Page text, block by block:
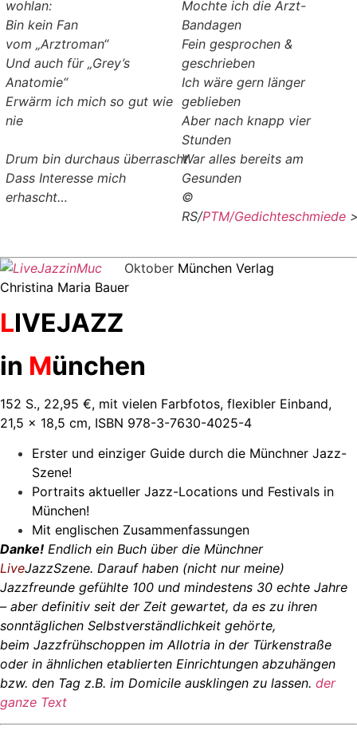
wohlan:
Bin kein Fan
vom „Arztroman“
Und auch für „Grey’s
Anatomie“
Erwärm ich mich so gut wie
nie
Drum bin durchaus überrascht
Dass Interesse mich
erhascht…
Mochte ich die Arzt-
Bandagen
Fein gesprochen &
geschrieben
Ich wäre gern länger
geblieben
Aber nach knapp vier
Stunden
War alles bereits am
Gesunden
©
RS/PTM/Gedichteschmiede
Oktober München Verlag
Christina Maria Bauer
LIVEJAZZ
in München
152 S., 22,95 €, mit vielen Farbfotos, flexibler Einband,
21,5 x 18,5 cm, ISBN 978-3-7630-4025-4
Erster und einziger Guide durch die Münchner Jazz-
Szene!
Portraits aktueller Jazz-Locations und Festivals in
München!
Mit englischen Zusammenfassungen
Danke! Endlich ein Buch über die Münchner
LiveJazzSzene. Darauf haben (nicht nur meine)
Jazzfreunde gefühlte 100 und mindestens 30 echte Jahre
– aber definitiv seit der Zeit gewartet, da es zu ihren
sonntäglichen Selbstverständlichkeit gehörte,
beim Jazzfrühschoppen imAllotria in der Türkenstraße
oder in ähnlichen etablierten Einrichtungen abzuhängen
bzw. den Tag z.B. im Domicile ausklingen zu lassen. der
ganze Text